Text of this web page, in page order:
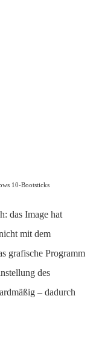
10-Bootsticks
das Image hat
mit dem
grafische Programm
des
– dadurch